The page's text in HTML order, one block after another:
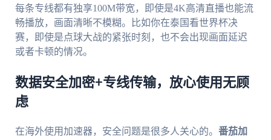
每条专线都有独享100M带宽，即使是4K高清直播也能流
畅播放，画面清晰不模糊。比如你在泰国看世界杯决
赛，即使是点球大战的紧张时刻，也不会出现画面延迟
或者卡顿的情况。
数据安全加密+专线传输，放心使用无顾
虑
在海外使用加速器，安全问题是很多人关心的。 番茄加